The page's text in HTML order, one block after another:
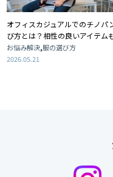
オフィスカジュアルでのチノパ
び方とは？相性の良いアイテム
お悩み解決,服の選び方
2026.05.21